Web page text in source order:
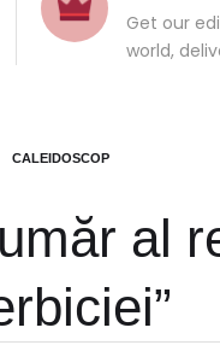
Get our
world,
CALEIDOSCOP
al